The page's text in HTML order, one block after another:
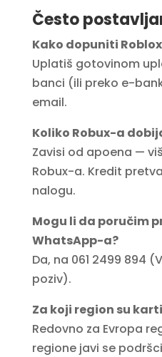
Često
Kako dopuniti
Uplatiš gotovinom
banci (ili preko e-
email.
Koliko Robux-a
Zavisi od apoena —
Robux-a. Kredit
nalogu.
Mogu li da poručim
WhatsApp-a?
Da, na 061 2499 894
poziv).
Za koji region su
Redovno za Evropa
regione javi se